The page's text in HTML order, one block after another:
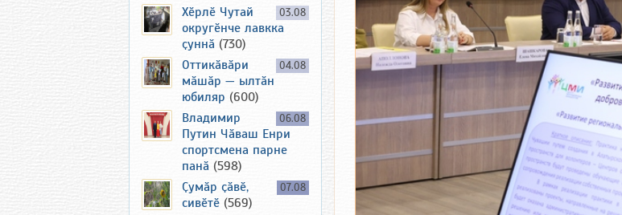
03.08
Хӗрлӗ Чутай
округӗнче лавкка
ҫуннӑ (730)
04.08
Оттикӑвӑри
мӑшӑр — ылтӑн
юбиляр (600)
06.08
Владимир
Путин Чӑваш Енри
спортсмена парне
панӑ (598)
07.08
Ҫумӑр ҫӑвӗ,
сивӗтӗ (569)